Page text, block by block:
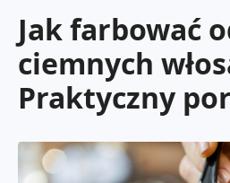
Jak farbować
ciemnych
Praktyczny